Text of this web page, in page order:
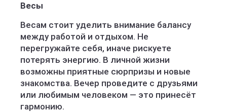
Весы
Весам стоит уделить внимание балансу
между работой и отдыхом. Не
перегружайте себя, иначе рискуете
потерять энергию. В личной жизни
возможны приятные сюрпризы и новые
знакомства. Вечер проведите с друзьями
или любимым человеком — это принесёт
гармонию.